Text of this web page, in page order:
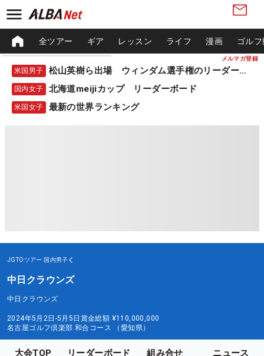
メルマガ登録
全ツアー ギア レッスン ライフ 漫画 ゴル
米国男子 松山英樹ら出場 ウィンダム選手権のリーダーボード
国内女子 北海道meijiカップ リーダーボード
米国女子 最新の世界ランキング
JGTOツアー 国内男子
中日クラウンズ
中日クラウンズ
2024年5月2日-5月5日 賞金総額 ¥110,000,000
名古屋ゴルフ倶楽部 和合コース （愛知県）
大会TOP リーダーボード 組み合せ ニュース